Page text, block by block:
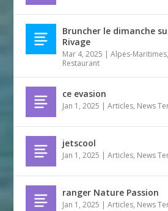
Bruncher le dimanche
Rivage
Mar 4, 2025 |Alpes-Maritimes
Restaurant
ce evasion
Jan 1, 2025 |Articles, News
jetscool
Jan 1, 2025 |Articles, News
ranger Nature Passion
Jan 1, 2025 |Articles, News